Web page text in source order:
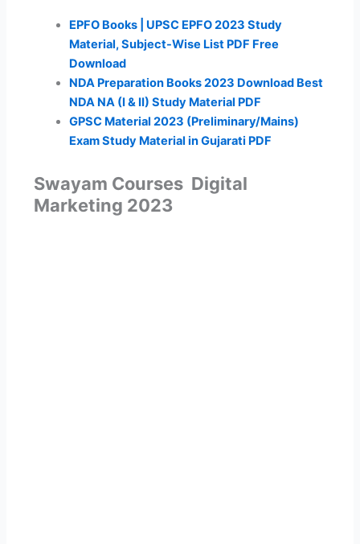
EPFO Books | UPSC EPFO 2023 Study
Material, Subject-Wise List PDF Free
Download
NDA Preparation Books 2023 Download Best
NDA NA (I & II) Study Material PDF
GPSC Material 2023 (Preliminary/Mains)
Exam Study Material in Gujarati PDF
Swayam Courses Digital
Marketing 2023